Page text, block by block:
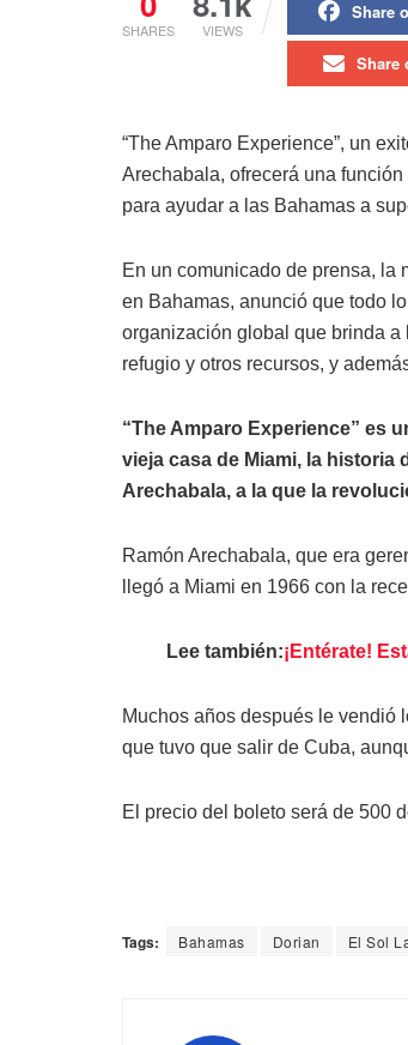
SHARES VIEWS
Share
Share
“The Amparo Experience”, un
Arechabala, ofrecerá una
para ayudar a las Bahamas a
En un comunicado de prensa, la
en Bahamas, anunció que todo
organización global que brinda a
refugio y otros recursos, y
“The Amparo Experience” es
vieja casa de Miami, la historia
Arechabala, a la que la
Ramón Arechabala, que era
llegó a Miami en 1966 con la
Lee también:¡Entérate!
Muchos años después le vendió
que tuvo que salir de Cuba,
El precio del boleto será de 500
Tags: Bahamas Dorian El Sol